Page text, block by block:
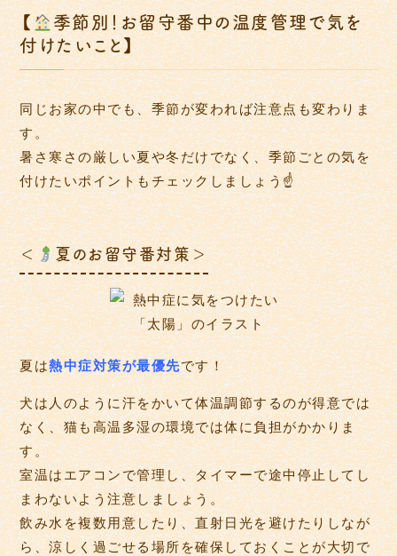
【
季節別！お留守番中の温度管理で気を
付けたいこと】
同じお家の中でも、季節が変われば注意点も変わりま
す。
暑さ寒さの厳しい夏や冬だけでなく、季節ごとの気を
付けたいポイントもチェックしましょう☝
＜ 夏のお留守番対策＞
夏は熱中症対策が最優先です！
犬は人のように汗をかいて体温調節するのが得意では
なく、猫も高温多湿の環境では体に負担がかかりま
す。
室温はエアコンで管理し、タイマーで途中停止してし
まわないよう注意しましょう。
飲み水を複数用意したり、直射日光を避けたりしなが
ら、涼しく過ごせる場所を確保しておくことが大切で